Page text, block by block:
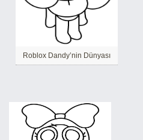
Roblox Dandy’nin Dünyası